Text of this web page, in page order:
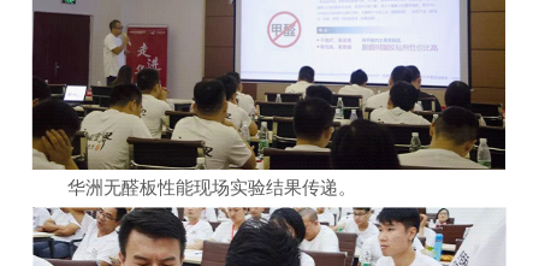
华洲无醛板性能现场实验结果传递。